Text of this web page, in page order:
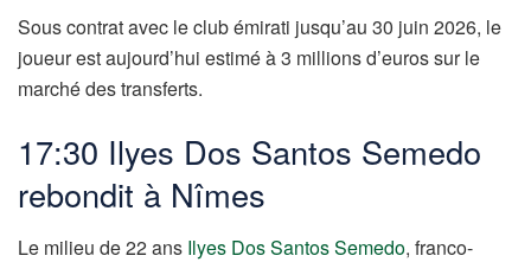
Sous contrat avec le club émirati jusqu’au 30 juin 2026, le
joueur est aujourd’hui estimé à 3 millions d’euros sur le
marché des transferts.
17:30 Ilyes Dos Santos Semedo
rebondit à Nîmes
Le milieu de 22 ans Ilyes Dos Santos Semedo, franco-